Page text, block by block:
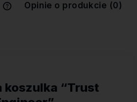
Cena nie zawiera ewentualnych
Opinie o produkcie (0)
koszulka “Trust